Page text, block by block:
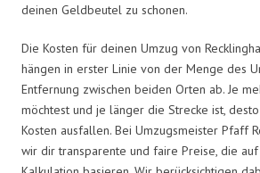
deinen Geldbeutel zu schonen.
Die Kosten für deinen Umzug von
hängen in erster Linie von der Menge des
Entfernung zwischen beiden Orten ab. Je
möchtest und je länger die Strecke ist,
Kosten ausfallen. Bei Umzugsmeister Pfaff
wir dir transparente und faire Preise, die